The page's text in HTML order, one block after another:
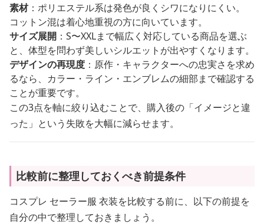
素材：ポリエステル系は発色が良くシワになりにくい。
コットン混は着心地重視の方に向いています。
サイズ展開 ：S〜XXLまで幅広く対応している商品を選ぶ
と、体型を問わず美しいシルエットが出やすくなります。
デザインの再現度 ：原作・キャラクターへの忠実さを求め
るなら、カラー・ライン・エンブレムの細部まで確認する
ことが重要です。
この3点を軸に絞り込むことで、購入後の「イメージと違
った」という失敗を大幅に減らせます。
比較前に整理しておくべき前提条件
コスプレ セーラー服 衣装を比較する前に、以下の前提を
自分の中で整理しておきましょう。